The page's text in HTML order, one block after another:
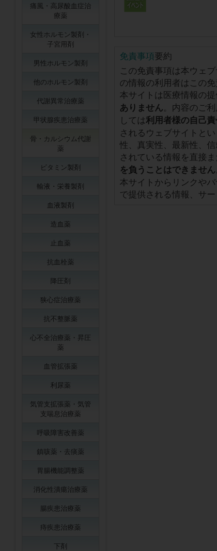
免責事項要約
この免責事項は本ウェ
の情報の利用者はこの
本サイトは医療情報の
ありません。内容のご
しては利用者様の自己
されるウェブサイトと
性、真実性、最新性、
されている情報を直接
を負うことはできません
本サイトからリンクや
で提供される情報、サ
痛風・高尿酸血症治
療薬
女性ホルモン製剤・
子宮用剤
男性ホルモン製剤
他のホルモン製剤
代謝異常治療薬
甲状腺疾患治療薬
骨・カルシウム代謝
薬
ビタミン製剤
輸液・栄養製剤
血液製剤
造血薬
止血薬
抗血栓薬
降圧剤
狭心症治療薬
抗不整脈薬
心不全治療薬・昇圧
薬
血管拡張薬
利尿薬
気管支拡張薬・気管
支喘息治療薬
呼吸障害改善薬
鎮咳薬・去痰薬
胃腸機能調整薬
消化性潰瘍治療薬
腸疾患治療薬
痔疾患治療薬
下剤